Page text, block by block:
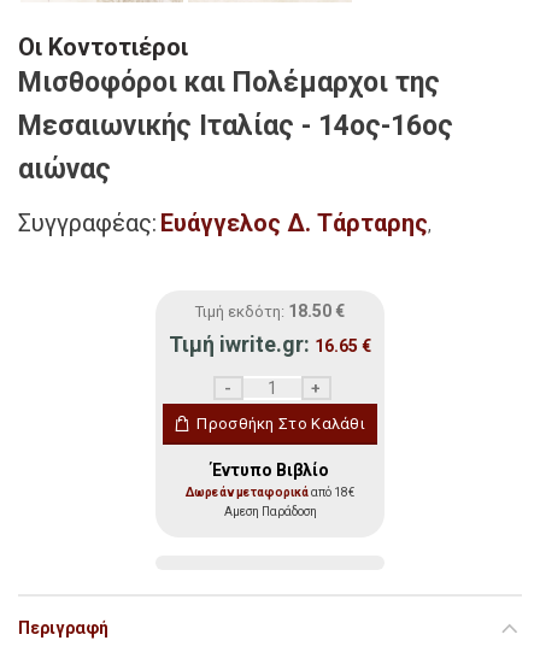
Οι Κοντοτιέροι
Μισθοφόροι και Πολέμαρχοι της
Μεσαιωνικής Ιταλίας - 14ος-16ος
αιώνας
Συγγραφέας: Ευάγγελος Δ. Τάρταρης,
Τιμή εκδότη: 18.50 €
Τιμή iwrite.gr: 16.65 €
Προσθήκη Στο Καλάθι
Έντυπο Βιβλίο
Δωρεάν μεταφορικάαπό 18€
Αμεση Παράδοση
Περιγραφή